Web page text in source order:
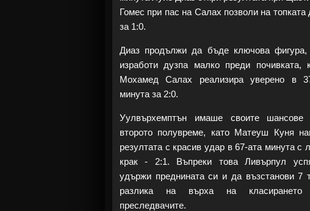
Гомес при пас на Салах позволи на
за 1:0.
Диаз продължи да бъде ключова фигура,
изработи дузпа малко преди почивката,
Мохамед Салах реализира уверено в
минута за 2:0.
Уулвърхемптън имаше своите шансове
второто полувреме, като Матеуш Куня
резултата с красив удар в 67-ата минута с
крак - 2:1. Въпреки това Ливърпул
удържи преднината си и да възстанови 7
разлика на върха на класирането
преследвачите.